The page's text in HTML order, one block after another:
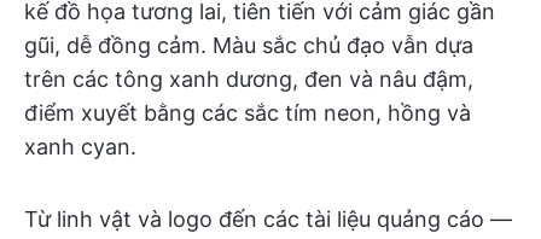
kế đồ họa tương lai, tiên tiến với cảm giác gần
gũi, dễ đồng cảm. Màu sắc chủ đạo vẫn dựa
trên các tông xanh dương, đen và nâu đậm,
điểm xuyết bằng các sắc tím neon, hồng và
xanh cyan.
Từ linh vật và logo đến các tài liệu quảng cáo —